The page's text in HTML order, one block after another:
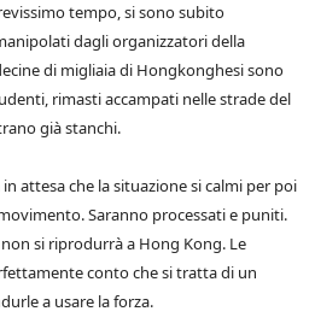
tempo, si sono subito
dagli organizzatori della
di migliaia di Hongkonghesi sono
rimasti accampati nelle strade del
già stanchi.
in attesa che la situazione si calmi per poi
Saranno processati e puniti.
si riprodurrà a Hong Kong. Le
conto che si tratta di un
a usare la forza.